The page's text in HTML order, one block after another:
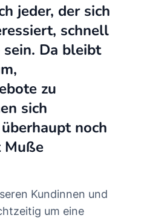
jeder, der sich
schnell
Da bleibt
zu
sich
noch
Muße
Kundinnen und
um eine